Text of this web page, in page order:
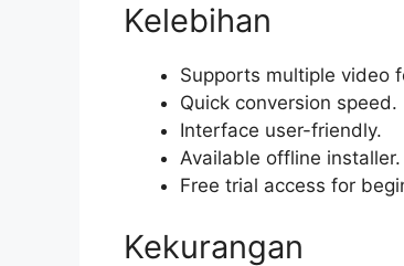
Kelebihan
Supports multiple video
Quick conversion speed.
Interface user-friendly.
Available offline installer.
Free trial access for
Kekurangan